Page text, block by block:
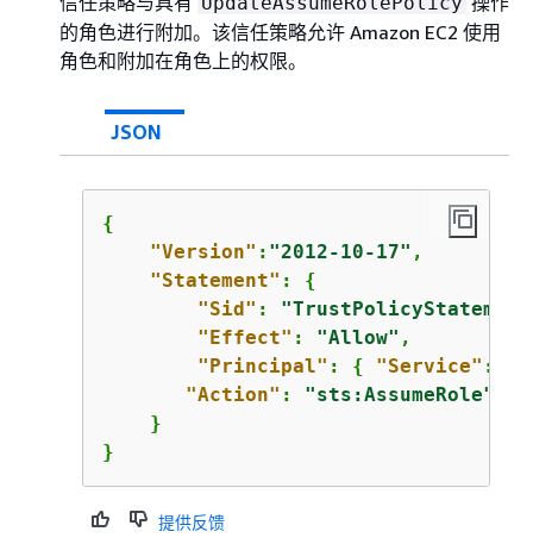
的角色进行附加。该信任策略允许 Amazon EC2 使用
角色和附加在角色上的权限。
JSON
{
"Version" : "2012-10-17" ,
"Statement" : {
"Sid" :
"Effect" : "Allow" ,
"Principal" : { "Service" :
"Action" : "sts:AssumeRole"
    }
}
提供反馈